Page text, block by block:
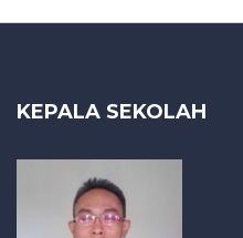
KEPALA SEKOLAH